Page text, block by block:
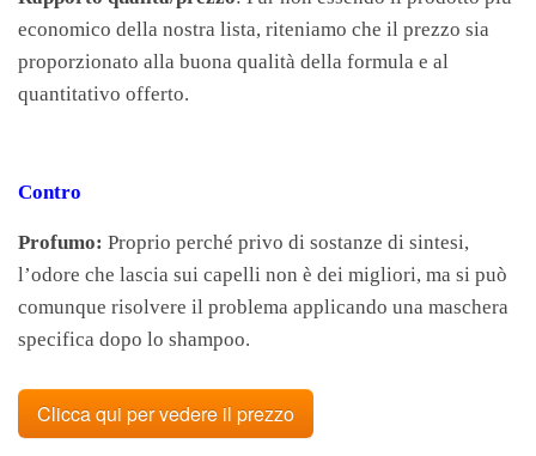
economico della nostra lista, riteniamo che il prezzo sia
proporzionato alla buona qualità della formula e al
quantitativo offerto.
Contro
Profumo: Proprio perché privo di sostanze di sintesi,
l’odore che lascia sui capelli non è dei migliori, ma si può
comunque risolvere il problema applicando una maschera
specifica dopo lo shampoo.
Clicca qui per vedere il prezzo